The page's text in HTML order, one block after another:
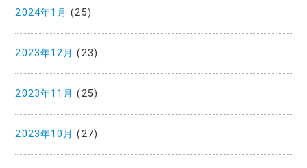
2024年1月 (25)
2023年12月 (23)
2023年11月 (25)
2023年10月 (27)